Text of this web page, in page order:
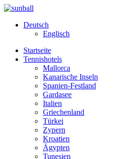
Deutsch
Englisch
Startseite
Tennishotels
Mallorca
Kanarische Inseln
Spanien-Festland
Gardasee
Italien
Griechenland
Türkei
Zypern
Kroatien
Ägypten
Tunesien